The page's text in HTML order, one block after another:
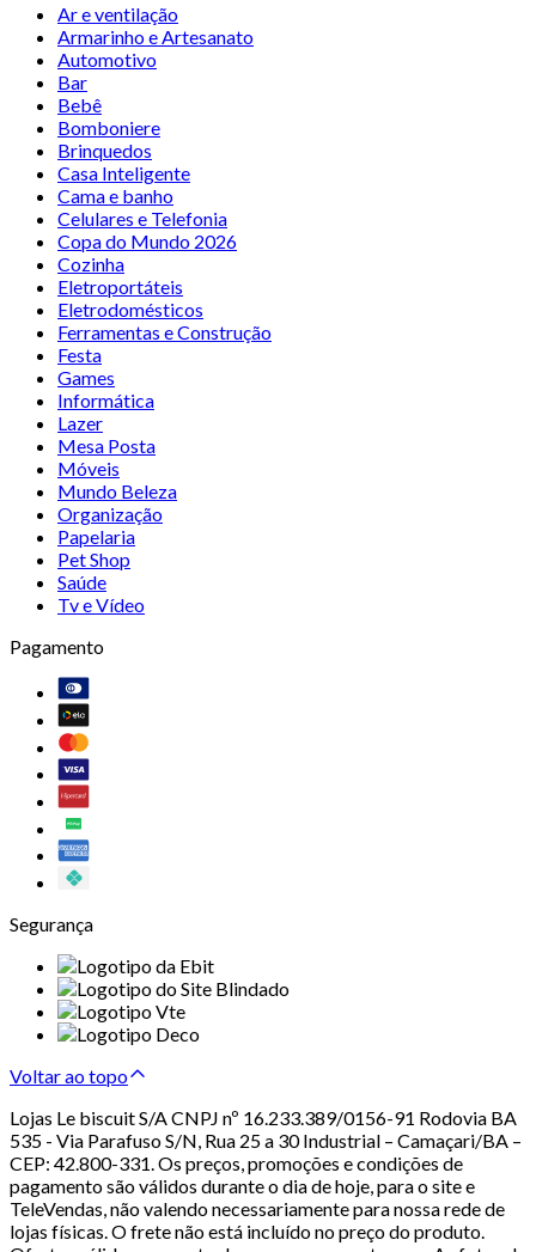
Ar e ventilação
Armarinho e Artesanato
Automotivo
Bar
Bebê
Bomboniere
Brinquedos
Casa Inteligente
Cama e banho
Celulares e Telefonia
Copa do Mundo 2026
Cozinha
Eletroportáteis
Eletrodomésticos
Ferramentas e Construção
Festa
Games
Informática
Lazer
Mesa Posta
Móveis
Mundo Beleza
Organização
Papelaria
Pet Shop
Saúde
Tv e Vídeo
Pagamento
Segurança
Voltar ao topo
Lojas Le biscuit S/A CNPJ nº 16.233.389/0156-91 Rodovia BA
535 - Via Parafuso S/N, Rua 25 a 30 Industrial – Camaçari/BA –
CEP: 42.800-331. Os preços, promoções e condições de
pagamento são válidos durante o dia de hoje, para o site e
TeleVendas, não valendo necessariamente para nossa rede de
lojas físicas. O frete não está incluído no preço do produto.